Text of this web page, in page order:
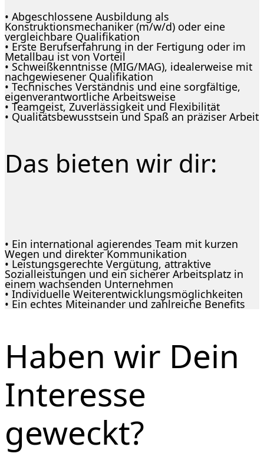
• Abgeschlossene Ausbildung als
Konstruktionsmechaniker (m/w/d) oder eine
vergleichbare Qualifikation
• Erste Berufserfahrung in der Fertigung oder im
Metallbau ist von Vorteil
• Schweißkenntnisse (MIG/MAG), idealerweise mit
nachgewiesener Qualifikation
• Technisches Verständnis und eine sorgfältige,
eigenverantwortliche Arbeitsweise
• Teamgeist, Zuverlässigkeit und Flexibilität
• Qualitätsbewusstsein und Spaß an präziser Arbeit
Das bieten wir dir:
• Ein international agierendes Team mit kurzen
Wegen und direkter Kommunikation
• Leistungsgerechte Vergütung, attraktive
Sozialleistungen und ein sicherer Arbeitsplatz in
einem wachsenden Unternehmen
• Individuelle Weiterentwicklungsmöglichkeiten
• Ein echtes Miteinander und zahlreiche Benefits
Haben wir Dein
Interesse
geweckt?